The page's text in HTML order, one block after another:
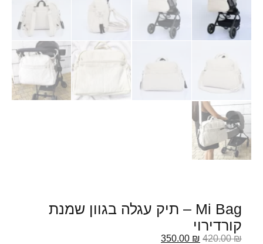
Mi Bag – תיק עגלה בגוון שמנת
קורדירוי
420.00₪
350.00 ₪